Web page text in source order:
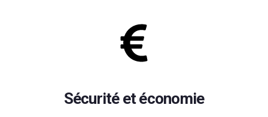
Sécurité et économie